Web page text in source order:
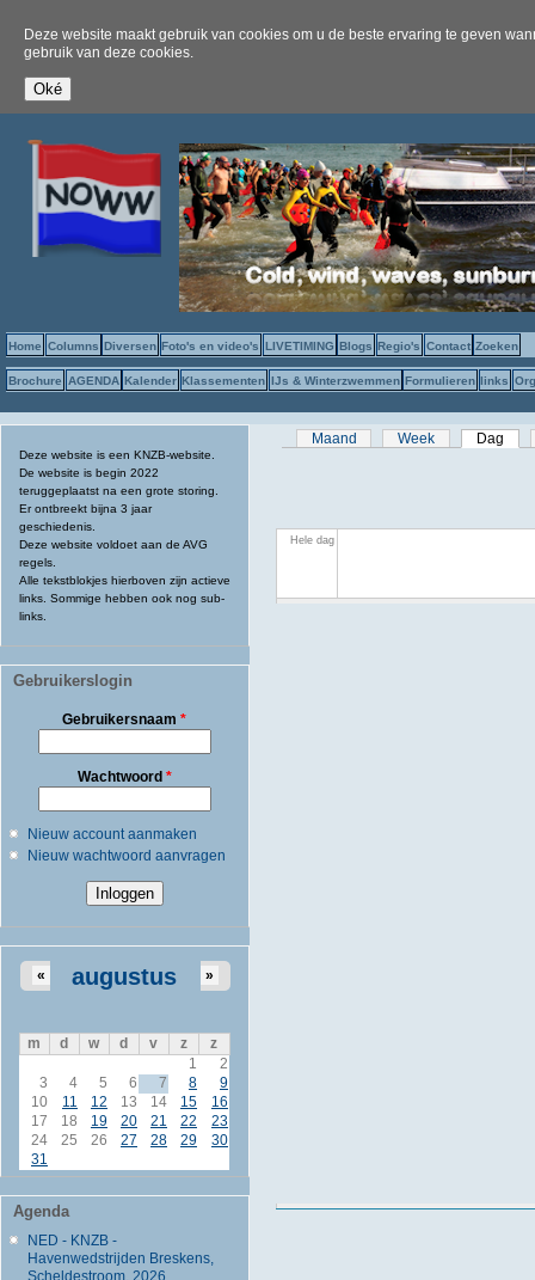
Deze website maakt gebruik van cookies om u de beste ervaring te geven
gebruik van deze cookies.
Home Columns Diversen Foto's en video's LIVETIMING Blogs Regio's Contact Zoeken
Brochure AGENDA Kalender Klassementen IJs & Winterzwemmen Formulieren links
Deze website is een KNZB-website.
De website is begin 2022
teruggeplaatst na een grote storing.
Er ontbreekt bijna 3 jaar
geschiedenis.
Deze website voldoet aan de AVG
regels.
Alle tekstblokjes hierboven zijn actieve
links. Sommige hebben ook nog sub-
links.
Gebruikerslogin
Gebruikersnaam*
Wachtwoord *
Nieuw account aanmaken
Nieuw wachtwoord aanvragen
augustus
« »
m d w d v z
z
1
2
3
4 5 6 7 8
9
10
11 12 13 14 15
16
17
18 19 20 21 22
23
24
25 26 27 28 29
30
31
Agenda
NED - KNZB -
Havenwedstrijden Breskens,
Primaire tabs
Maand Week Dag
Hele dag